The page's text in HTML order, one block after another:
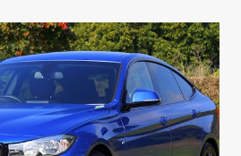
STARE
MIASTO
KRAKÓW